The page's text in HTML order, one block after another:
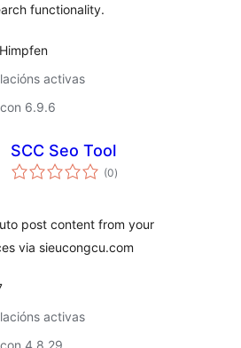
functionality.
activas
6.9.6
SCC Seo Tool
(0valoracións
totais
)
post content from your
via sieucongcu.com
activas
4.8.29